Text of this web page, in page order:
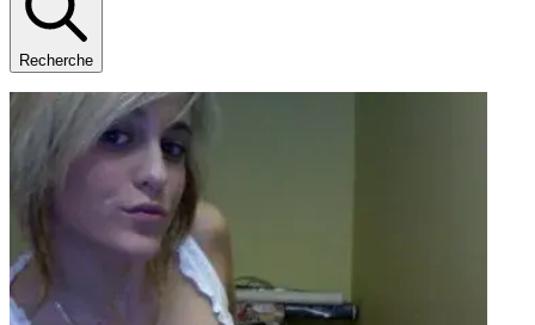
Recherche